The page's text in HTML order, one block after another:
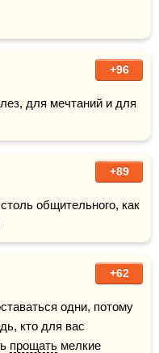
+96
для мечтаний и для
+89
столь общительного, как
+62
одни, потому
кто для вас
прощать